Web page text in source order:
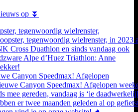
op ⏬
tegenwoordig wielrenster,
Canyon Speedmax! Afgelopen